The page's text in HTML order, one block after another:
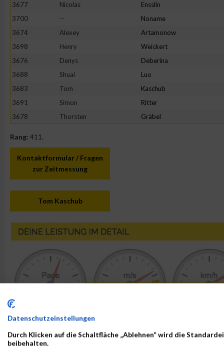
3677
Nicolas Ensslin
3700
-- Noname
3674
Alexey Artamonow
3698
Henry Weickert
3676
Denys Deberina
3688
Shuai Luo
3683
Tom Kaschub
3691
Simon Ritter
3678
Thorsten Gräbel
Rang: 411.
Kontaktformular / Fragen
zur Zeitmessung
Tom Kaschub
Datenschutzeinstellungen
Durch Klicken auf die Schaltfläche „Ablehnen“ wird die
beibehalten.